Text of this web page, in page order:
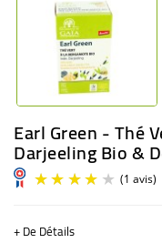
Earl Green - Thé
Darjeeling Bio &
+ De Détails